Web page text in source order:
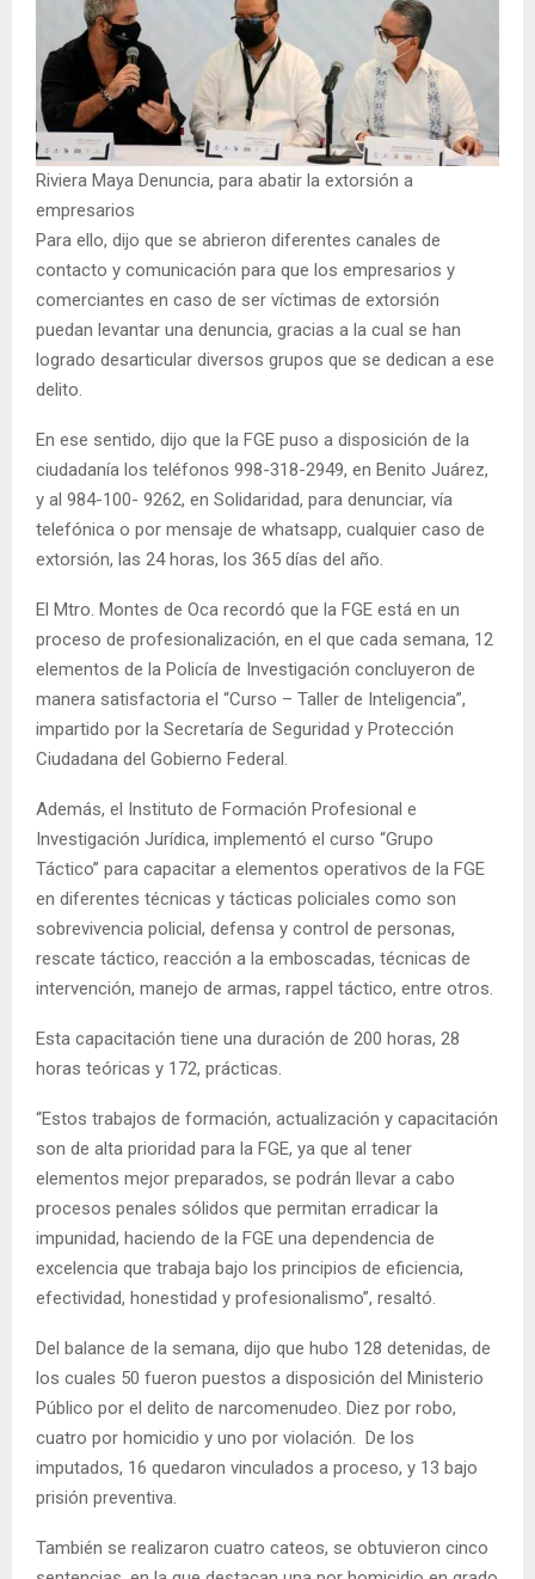
Riviera Maya Denuncia, para abatir la extorsión a
empresarios
Para ello, dijo que se abrieron diferentes canales de
contacto y comunicación para que los empresarios y
comerciantes en caso de ser víctimas de extorsión
puedan levantar una denuncia, gracias a la cual se han
logrado desarticular diversos grupos que se dedican a ese
delito.
En ese sentido, dijo que la FGE puso a disposición de la
ciudadanía los teléfonos 998-318-2949, en Benito Juárez,
y al 984-100- 9262, en Solidaridad, para denunciar, vía
telefónica o por mensaje de whatsapp, cualquier caso de
extorsión, las 24 horas, los 365 días del año.
El Mtro. Montes de Oca recordó que la FGE está en un
proceso de profesionalización, en el que cada semana, 12
elementos de la Policía de Investigación concluyeron de
manera satisfactoria el “Curso – Taller de Inteligencia”,
impartido por la Secretaría de Seguridad y Protección
Ciudadana del Gobierno Federal.
Además, el Instituto de Formación Profesional e
Investigación Jurídica, implementó el curso “Grupo
Táctico” para capacitar a elementos operativos de la FGE
en diferentes técnicas y tácticas policiales como son
sobrevivencia policial, defensa y control de personas,
rescate táctico, reacción a la emboscadas, técnicas de
intervención, manejo de armas, rappel táctico, entre otros.
Esta capacitación tiene una duración de 200 horas, 28
horas teóricas y 172, prácticas.
“Estos trabajos de formación, actualización y capacitación
son de alta prioridad para la FGE, ya que al tener
elementos mejor preparados, se podrán llevar a cabo
procesos penales sólidos que permitan erradicar la
impunidad, haciendo de la FGE una dependencia de
excelencia que trabaja bajo los principios de eficiencia,
efectividad, honestidad y profesionalismo”, resaltó.
Del balance de la semana, dijo que hubo 128 detenidas, de
los cuales 50 fueron puestos a disposición del Ministerio
Público por el delito de narcomenudeo. Diez por robo,
cuatro por homicidio y uno por violación. De los
imputados, 16 quedaron vinculados a proceso, y 13 bajo
prisión preventiva.
También se realizaron cuatro cateos, se obtuvieron cinco